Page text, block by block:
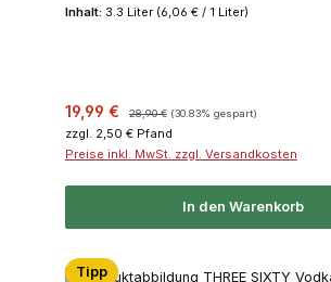
Inhalt: 3.3 Liter (6,06 € / 1 Liter)
Verkaufspreis:
19,99 € 28,90 € (30.83% gespart)
zzgl. 2,50 € Pfand
Preise inkl. MwSt. zzgl. Versandkosten
In den Warenkorb
Tipp